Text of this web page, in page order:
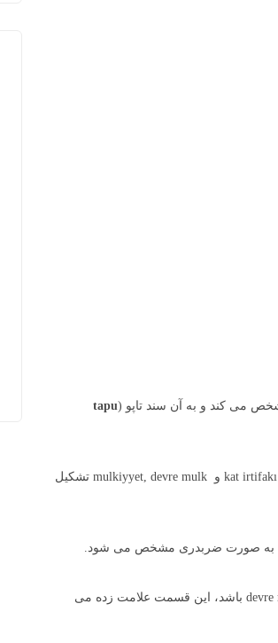
می کند و به آن سند تاپو (tapu
انواع سند ملکی در ترکیه دو نوع است؛ سند آبی و سند قرمز که هر دو از سه قسمت kat irtifakı و mulkiyyet, devre mulk تشکیل
اگر دارای حق mulkiyyet باشد، این قسمت علامت زده می شود و اگر دارای حق devre mülk باشد، این قسمت علامت زده می